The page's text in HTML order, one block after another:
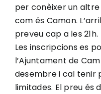
per conèixer un
com és Camon.
preveu cap a les 21h.
Les inscripcions es
l’Ajuntament de
desembre i cal tenir
limitades. El preu és